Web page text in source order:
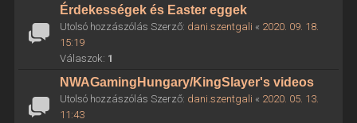
Érdekességek és Easter eggek
Utolsó hozzászólás Szerző: dani.szentgali « 2020. 09. 18.
15:19
Válaszok: 1
NWAGamingHungary/KingSlayer's videos
Utolsó hozzászólás Szerző: dani.szentgali « 2020. 05. 13.
11:43